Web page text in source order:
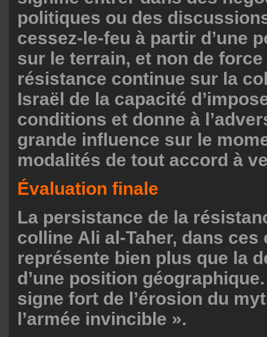
politiques ou des
cessez-le-feu à partir d’une
sur le terrain, et non de
résistance continue sur la
Israël de la capacité
conditions et donne à
grande influence sur le
modalités de tout accord à
Évaluation finale
La persistance de la
colline Ali al-Taher, dans
représente bien plus que la
d’une position géographique.
signe fort de l’érosion du
l’armée invincible ».